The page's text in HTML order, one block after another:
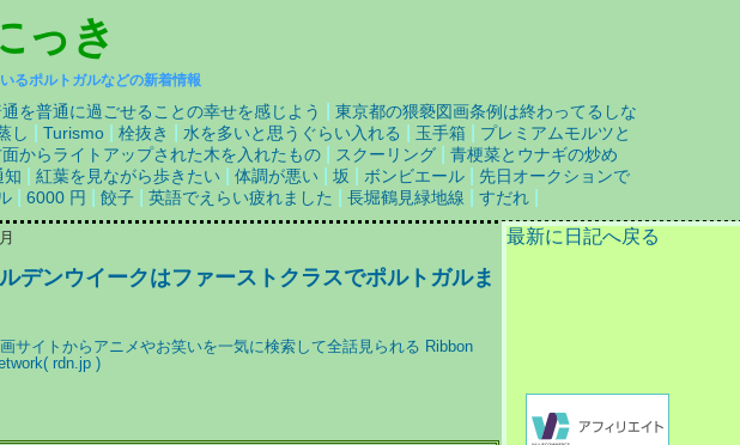
っき
るポルトガルなどの新着情報
を普通に過ごせることの幸せを感じよう
東京都の猥褻図画条例は終わってるしな
し Turismo 栓抜き 水を多いと思うぐらい入れる 玉手箱
プレミアムモルツと
からライトアップされた木を入れたもの スクーリング
青梗菜とウナギの炒め
知 紅葉を見ながら歩きたい 体調が悪い 坂 ボンビエール
先日オークションで
6000 円 餃子 英語でえらい疲れました 長堀鶴見緑地線 すだれ
デンウイークはファーストクラスでポルトガルま
最新に日記へ戻る